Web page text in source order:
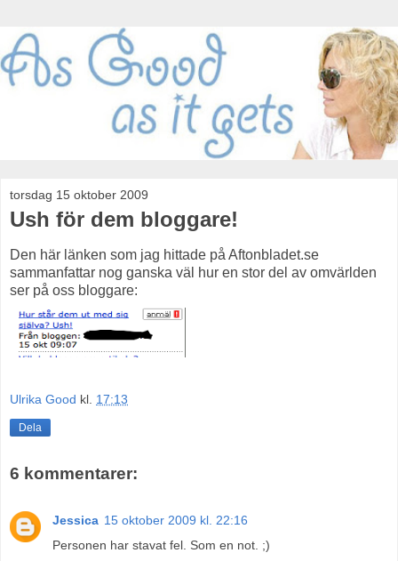
torsdag 15 oktober 2009
Ush för dem bloggare!
Den här länken som jag hittade på Aftonbladet.se
sammanfattar nog ganska väl hur en stor del av omvärlden
ser på oss bloggare:
Ulrika Good kl. 17:13
Dela
6 kommentarer:
Jessica 15 oktober 2009 kl. 22:16
Personen har stavat fel. Som en not. ;)